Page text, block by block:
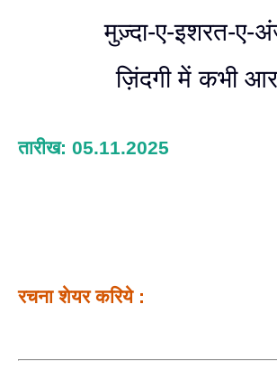
मुज़्दा-ए-इशरत-ए-
ज़िंदगी में कभी
तारीख: 05.11.2025
रचना शेयर करिये :